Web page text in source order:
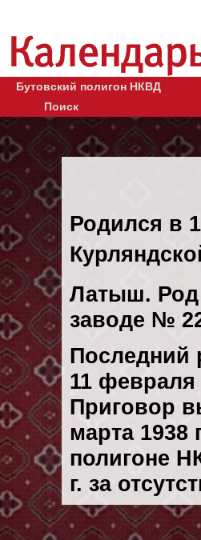
Бутовский полигон НКВД
Поиск
Родился в
Латыш. Род
заводе №
Последний
11 февраля
Приговор
марта 1938
полигоне
г. за